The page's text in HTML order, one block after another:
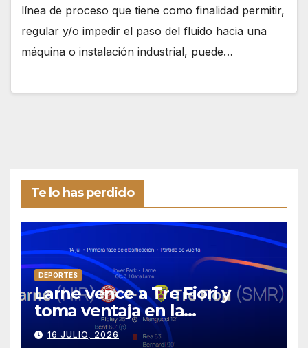
línea de proceso que tiene como finalidad permitir,
regular y/o impedir el paso del fluido hacia una
máquina o instalación industrial, puede…
Te lo has perdido
DEPORTES
Larne vence a Tre Fiori y
toma ventaja en la
Conference League
16 JULIO, 2026